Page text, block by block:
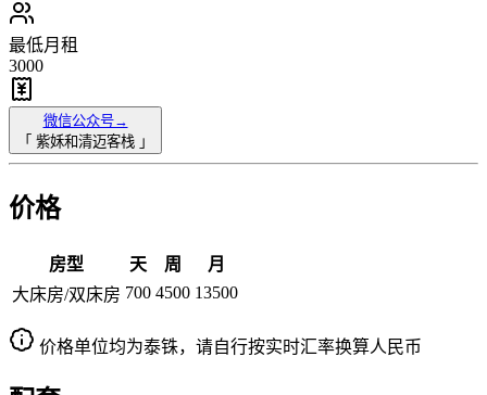
最低月租
3000
微信公众号→
「 紫姀和清迈客栈 」
价格
房型 天 周
月
大床房/双床房 700 4500 13500
价格单位均为泰铢，请自行按实时汇率换算人民币